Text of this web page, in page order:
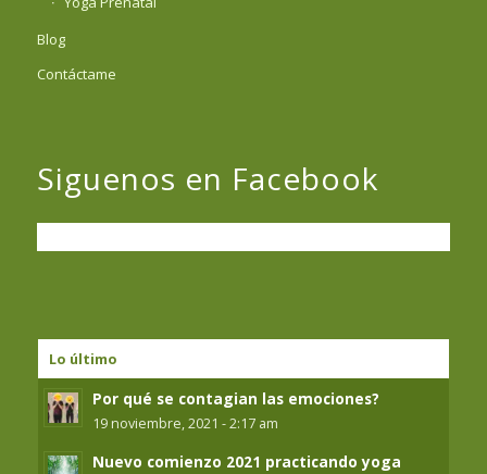
Blog
Contáctame
Siguenos en Facebook
Lo último
Por qué se contagian las emociones?
19 noviembre, 2021 - 2:17 am
Nuevo comienzo 2021 practicando yoga